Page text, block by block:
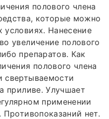
полового члена
которые можно
условиях. Нанесение
увеличение полового
препаратов. Как
полового члена
свертываемости
приливе. Улучшает
применении
Противопоказаний нет.